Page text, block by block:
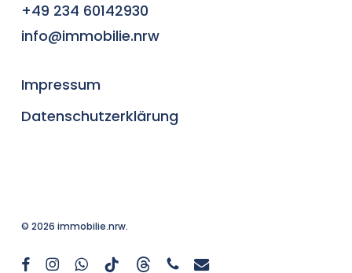
+49 234 60142930
info@immobilie.nrw
Impressum
Datenschutzerklärung
© 2026 immobilie.nrw.
facebookinstagramwhatsapp
tiktok threadsphoneemail